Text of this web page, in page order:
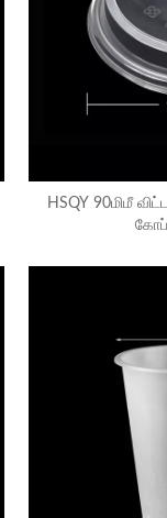
HSQY 90மிமீ